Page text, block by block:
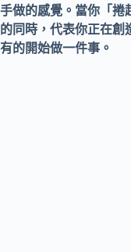
手做的感覺。當你「捲
的同時，代表你正在創
有的開始做一件事。